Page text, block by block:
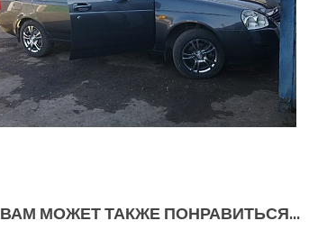
ВАМ МОЖЕТ ТАКЖЕ ПОНРАВИТЬСЯ...